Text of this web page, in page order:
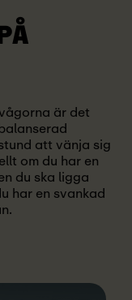
PÅ
är det
att vänja sig
om du har en
du ska ligga
har en svankad